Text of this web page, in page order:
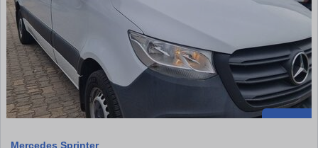
Mercedes Sprinter